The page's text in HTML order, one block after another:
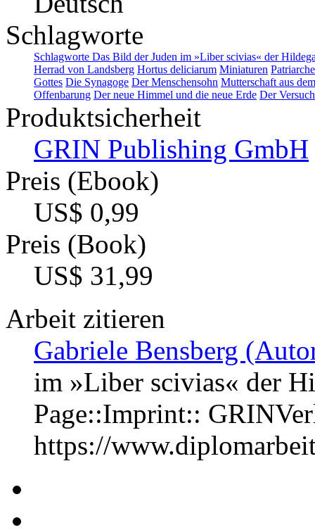
Schlagworte
Schlagworte Das Bild der Juden im »Liber scivias« der
Herrad von Landsberg Hortus deliciarum Miniaturen
Gottes Die Synagoge Der Menschensohn Mutterschaft aus
Offenbarung Der neue Himmel und die neue Erde Der
Produktsicherheit
GRIN Publishing GmbH
Preis (Ebook)
US$ 0,99
Preis (Book)
US$ 31,99
Arbeit zitieren
Gabriele Bensberg
im »Liber scivias« der
Page::Imprint::
https://